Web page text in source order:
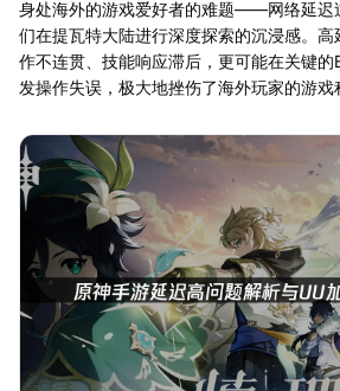
身处海外的游戏爱好者的难题——网络延迟
们在提瓦特大陆进行深度探索的沉浸感。
作不连贯、技能响应滞后，更可能在关键的
发操作失误，极大地挫伤了海外玩家的游戏